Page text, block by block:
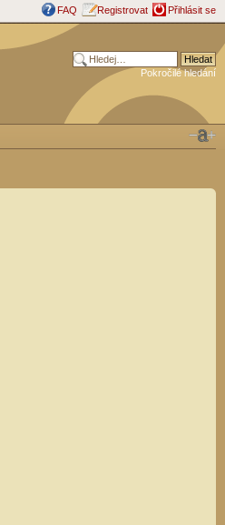
FAQ Registrovat Přihlásit se
Pokročilé hledání